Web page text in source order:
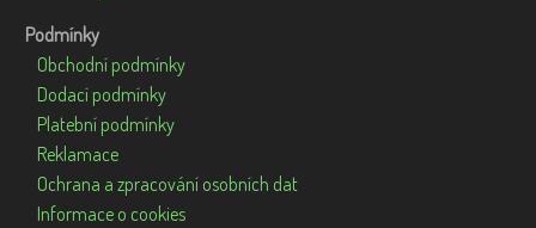
Podmínky
Obchodní podmínky
Dodací podmínky
Platební podmínky
Reklamace
Ochrana a zpracování osobních dat
Informace o cookies